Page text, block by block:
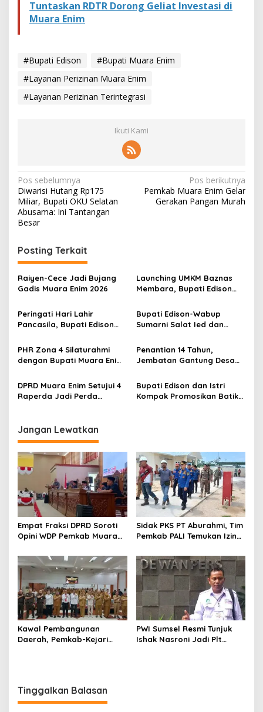
Tuntaskan RDTR Dorong Geliat Investasi di
Muara Enim
#Bupati Edison
#Bupati Muara Enim
#Layanan Perizinan Muara Enim
#Layanan Perizinan Terintegrasi
Ikuti Kami
N
a
v
g
a
s
p
o
s
Pos sebelumnya
Diwarisi Hutang Rp175
Miliar, Bupati OKU Selatan
Abusama: Ini Tantangan
Besar
Pos berikutnya
Pemkab Muara Enim Gelar
Gerakan Pangan Murah
Posting Terkait
Raiyen-Cece Jadi Bujang
Gadis Muara Enim 2026
Launching UMKM Baznas
Membara, Bupati Edison
Usaha kepada 200
Mustahik
Peringati Hari Lahir
Pancasila, Bupati Edison
Perkokoh Persatuan dan
Kawal Pembangunan
Bupati Edison-Wabup
Sumarni Salat Ied dan
di Masjid Agung
PHR Zona 4 Silaturahmi
dengan Bupati Muara Enim
Sinergi Dukung Ketahanan
Energi Nasional
Penantian 14 Tahun,
Jembatan Gantung Desa
DPRD Muara Enim Setujui 4
Raperda Jadi Perda
Bupati Edison dan Istri
Kompak Promosikan Batik
Jangan Lewatkan
Empat Fraksi DPRD Soroti
Opini WDP Pemkab Muara
Kelola Keuangan
Sidak PKS PT Aburahmi, Tim
Pemkab PALI Temukan Izin
Kawal Pembangunan
Daerah, Pemkab-Kejari
PWI Sumsel Resmi Tunjuk
Ishak Nasroni Jadi Plt
Tinggalkan Balasan